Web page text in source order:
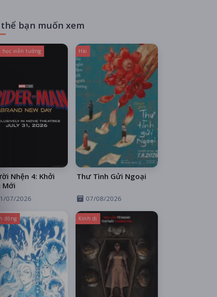
thể bạn muốn xem
học viễn tưởng
Nhện 4: Khởi
Mới
07/2026
Hài
Thư Tình Gửi Ngoại
07/08/2026
động Kinh dị